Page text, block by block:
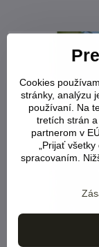
Cookies
stránky, analýzu
používaní. Na
tretích strán
partnerom v
„Prijať
spracovaním.